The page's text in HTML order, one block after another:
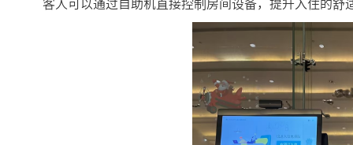
客人可以通过自助机直接控制房间设备，提升入住的舒